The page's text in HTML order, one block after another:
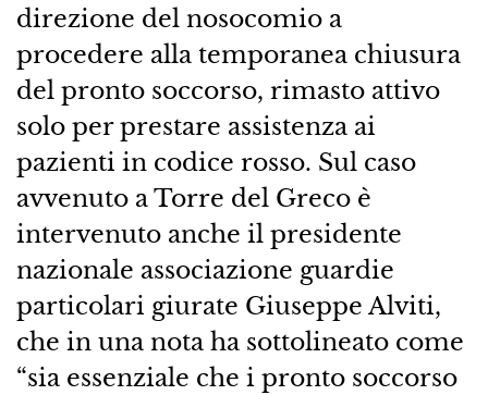
direzione del nosocomio a
procedere alla temporanea chiusura
del pronto soccorso, rimasto attivo
solo per prestare assistenza ai
pazienti in codice rosso. Sul caso
avvenuto a Torre del Greco è
intervenuto anche il presidente
nazionale associazione guardie
particolari giurate Giuseppe Alviti,
che in una nota ha sottolineato come
“sia essenziale che i pronto soccorso